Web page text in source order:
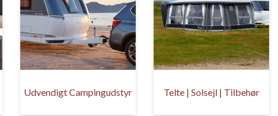
Udvendigt Campingudstyr Telte | Solsejl | Tilbehør